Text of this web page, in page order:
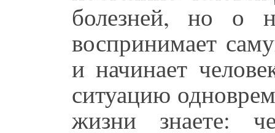
болезней, но о
воспринимает
и начинает
ситуацию
жизни знаете: